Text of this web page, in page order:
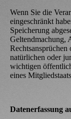
Wenn Sie die
eingeschränkt
Speicherung
Geltendmachung,
Rechtsansprüchen
natürlichen oder
wichtigen
eines
Datenerfassung